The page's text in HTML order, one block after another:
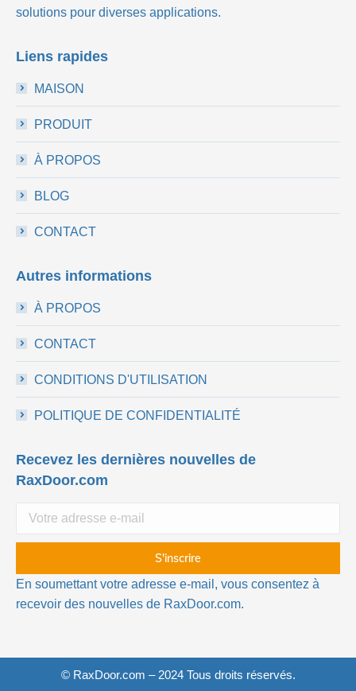
solutions pour diverses applications.
Liens rapides
MAISON
PRODUIT
À PROPOS
BLOG
CONTACT
Autres informations
À PROPOS
CONTACT
CONDITIONS D'UTILISATION
POLITIQUE DE CONFIDENTIALITÉ
Recevez les dernières nouvelles de
RaxDoor.com
En soumettant votre adresse e-mail, vous consentez à
recevoir des nouvelles de RaxDoor.com.
© RaxDoor.com – 2024 Tous droits réservés.